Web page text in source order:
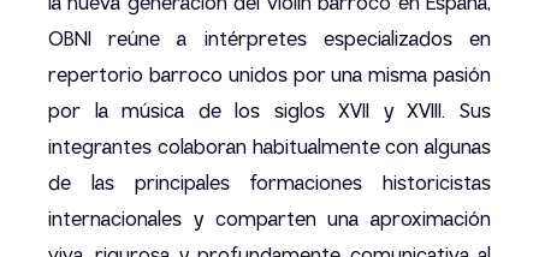
OBNI reúne a intérpretes especializados en
repertorio barroco unidos por una misma pasión
por la música de los siglos XVII y XVIII. Sus
integrantes colaboran habitualmente con algunas
de las principales formaciones historicistas
internacionales y comparten una aproximación